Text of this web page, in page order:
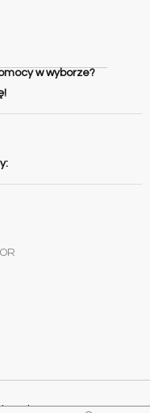
w wyborze?
| Realizacja:WEBPC-GROUP